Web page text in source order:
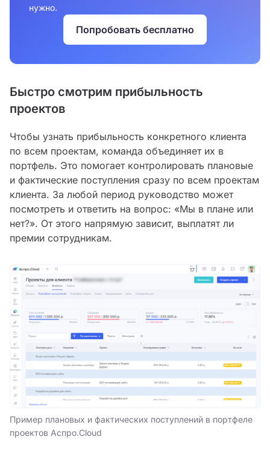
нужно.
Попробовать бесплатно
Быстро смотрим прибыльность
проектов
Чтобы узнать прибыльность конкретного клиента
по всем проектам, команда объединяет их в
портфель. Это помогает контролировать плановые
и фактические поступления сразу по всем проектам
клиента. За любой период руководство может
посмотреть и ответить на вопрос: «Мы в плане или
нет?». От этого напрямую зависит, выплатят ли
премии сотрудникам.
Пример плановых и фактических поступлений в портфеле
проектов Аспро.Cloud